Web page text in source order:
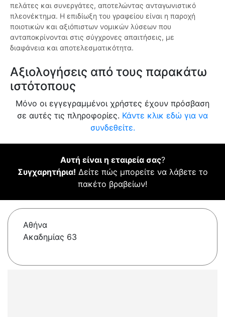
πελάτες και συνεργάτες, αποτελώντας ανταγωνιστικό
πλεονέκτημα. Η επιδίωξη του γραφείου είναι η παροχή
ποιοτικών και αξιόπιστων νομικών λύσεων που
ανταποκρίνονται στις σύγχρονες απαιτήσεις, με
διαφάνεια και αποτελεσματικότητα.
Αξιολογήσεις από τους παρακάτω
ιστότοπους
Μόνο οι εγγεγραμμένοι χρήστες έχουν πρόσβαση
σε αυτές τις πληροφορίες. Κάντε κλικ εδώ για να
συνδεθείτε.
Αυτή είναι η εταιρεία σας?
Συγχαρητήρια! Δείτε πώς μπορείτε να λάβετε το
πακέτο βραβείων!
Αθήνα
Ακαδημίας 63